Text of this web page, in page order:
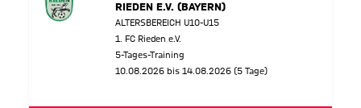
RIEDEN E.V. (BAYERN)
ALTERSBEREICH U10-U15
1. FC Rieden e.V.
5-Tages-Training
10.08.2026 bis 14.08.2026 (5 Tage)